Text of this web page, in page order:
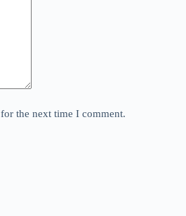
the next time I comment.